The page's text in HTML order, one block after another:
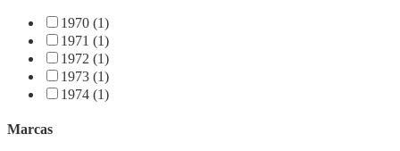
1970 (1)
1971 (1)
1972 (1)
1973 (1)
1974 (1)
Marcas